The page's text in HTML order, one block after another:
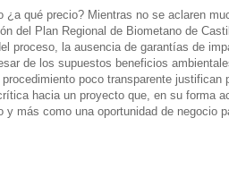
¿a qué precio? Mientras no se aclaren
del Plan Regional de Biometano de
proceso, la ausencia de garantías de
de los supuestos beneficios
poco transparente justifican
hacia un proyecto que, en su forma
y más como una oportunidad de negocio